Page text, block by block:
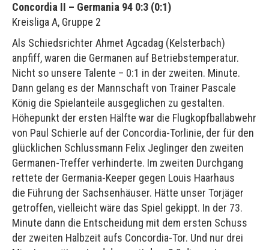
Concordia II – Germania 94 0:3 (0:1)
Kreisliga A, Gruppe 2
Als Schiedsrichter Ahmet Agcadag (Kelsterbach)
anpfiff, waren die Germanen auf Betriebstemperatur.
Nicht so unsere Talente – 0:1 in der zweiten. Minute.
Dann gelang es der Mannschaft von Trainer Pascale
König die Spielanteile ausgeglichen zu gestalten.
Höhepunkt der ersten Hälfte war die Flugkopfballabwehr
von Paul Schierle auf der Concordia-Torlinie, der für den
glücklichen Schlussmann Felix Jeglinger den zweiten
Germanen-Treffer verhinderte. Im zweiten Durchgang
rettete der Germania-Keeper gegen Louis Haarhaus
die Führung der Sachsenhäuser. Hätte unser Torjäger
getroffen, vielleicht wäre das Spiel gekippt. In der 73.
Minute dann die Entscheidung mit dem ersten Schuss
der zweiten Halbzeit aufs Concordia-Tor. Und nur drei